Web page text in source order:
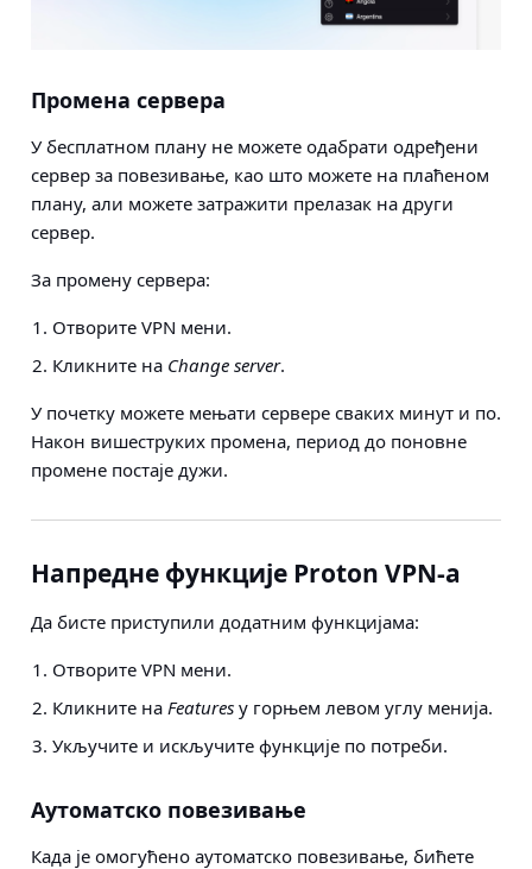
Промена сервера
У бесплатном плану не можете одабрати одређени
сервер за повезивање, као што можете на плаћеном
плану, али можете затражити прелазак на други
сервер.
За промену сервера:
Отворите VPN мени.
Кликните на Change server.
У почетку можете мењати сервере сваких минут и по.
Након вишеструких промена, период до поновне
промене постаје дужи.
Напредне функције Proton VPN-а
Да бисте приступили додатним функцијама:
Отворите VPN мени.
Кликните на Features у горњем левом углу менија.
Укључите и искључите функције по потреби.
Аутоматско повезивање
Када је омогућено аутоматско повезивање, бићете